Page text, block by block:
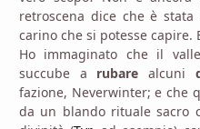
retroscena dice che è
carino che si potesse capire.
Ho immaginato che il
succube a rubarealcuni
fazione, Neverwinter; e che
da un blando rituale sacro